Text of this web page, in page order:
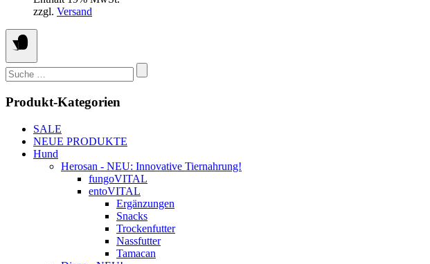
zzgl. Versand
Suchen
nach:
Produkt-Kategorien
SALE
NEUE PRODUKTE
Hund
Herosan - NEU: Innovative Tiernahrung!
fungoVITAL
entoVITAL
Ergänzungen
Snacks
Trockenfutter
Nassfutter
Tamacan